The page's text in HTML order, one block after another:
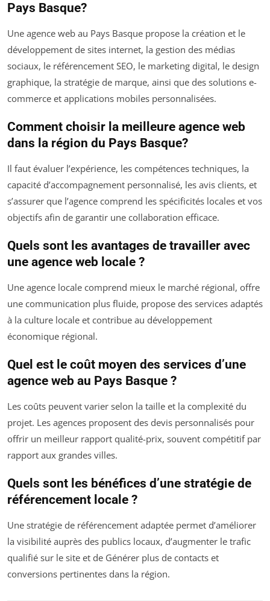
Pays Basque?
Une agence web au Pays Basque propose la création et le
développement de sites internet, la gestion des médias
sociaux, le référencement SEO, le marketing digital, le design
graphique, la stratégie de marque, ainsi que des solutions e-
commerce et applications mobiles personnalisées.
Comment choisir la meilleure agence web
dans la région du Pays Basque?
Il faut évaluer l’expérience, les compétences techniques, la
capacité d’accompagnement personnalisé, les avis clients, et
s’assurer que l’agence comprend les spécificités locales et vos
objectifs afin de garantir une collaboration efficace.
Quels sont les avantages de travailler avec
une agence web locale ?
Une agence locale comprend mieux le marché régional, offre
une communication plus fluide, propose des services adaptés
à la culture locale et contribue au développement
économique régional.
Quel est le coût moyen des services d’une
agence web au Pays Basque ?
Les coûts peuvent varier selon la taille et la complexité du
projet. Les agences proposent des devis personnalisés pour
offrir un meilleur rapport qualité-prix, souvent compétitif par
rapport aux grandes villes.
Quels sont les bénéfices d’une stratégie de
référencement locale ?
Une stratégie de référencement adaptée permet d’améliorer
la visibilité auprès des publics locaux, d’augmenter le trafic
qualifié sur le site et de Générer plus de contacts et
conversions pertinentes dans la région.